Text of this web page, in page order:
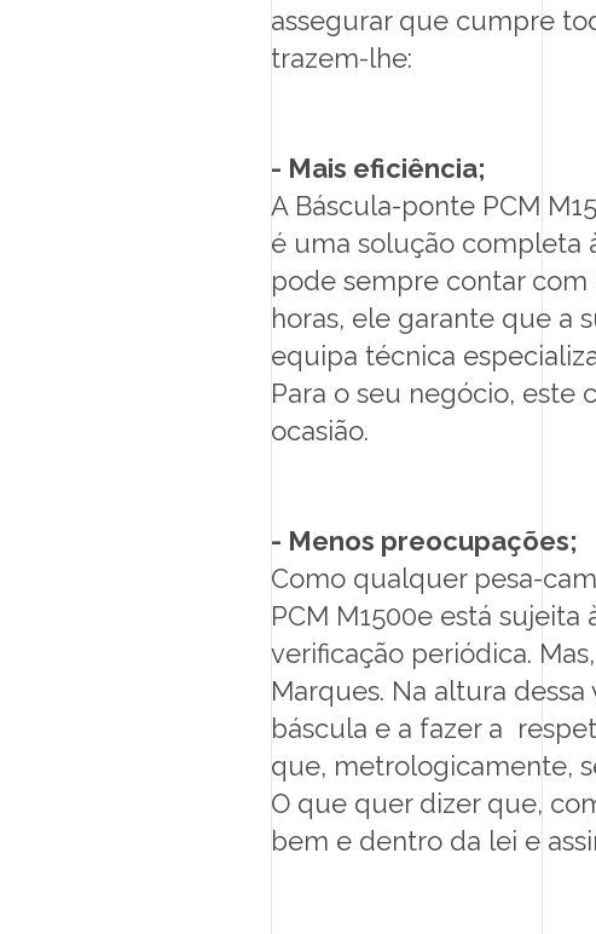
assegurar que cumpre
trazem-lhe:
- Mais eficiência;
A Báscula-ponte PCM
é uma solução completa
pode sempre contar com
horas, ele garante que a
equipa técnica
Para o seu negócio, este
ocasião.
- Menos preocupações;
Como qualquer pesa-
PCM M1500e está
verificação periódica.
Marques. Na altura
báscula e a fazer a
que, metrologicamente,
O que quer dizer que,
bem e dentro da lei e